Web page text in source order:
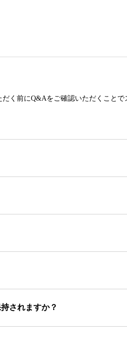
く前にQ&Aをご確認いただくこと
されますか？